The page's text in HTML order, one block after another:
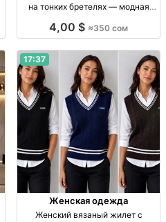
на тонких бретелях — модная
тонкие бретели, мягкий дыш.
4,00 $ ≈350 сом
17:37
Женская одежда
Женский вязаный жилет с